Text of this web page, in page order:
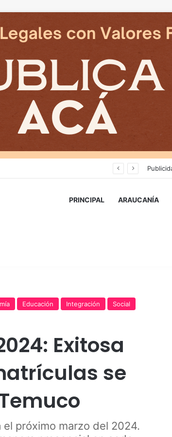
PRINCIPAL ARAUCANÍA
Educación Integración
Social
Exitosa
se
próximo marzo del 2024.